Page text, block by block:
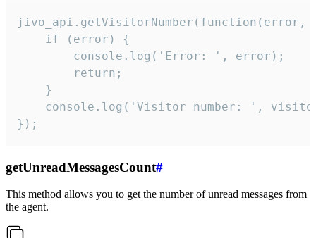
jivo_api.getVisitorNumber(function(error,
    if (error) {
        console.log('Error: ', error);
        return;
    }
console.log('Visitor number: ',
});
getUnreadMessagesCount#
This method allows you to get the number of unread messages from
the agent.